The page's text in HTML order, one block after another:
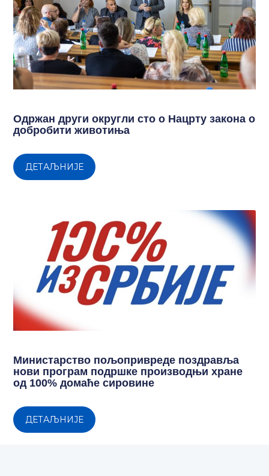
Одржан други округли сто о Нацрту закона о
добробити животиња
ДЕТАЉНИЈЕ
Министарство пољопривреде поздравља
нови програм подршке производњи хране
од 100% домаће сировине
ДЕТАЉНИЈЕ